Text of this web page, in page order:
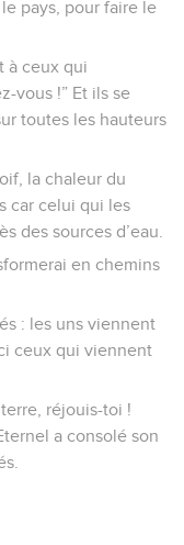
pays, pour faire le
à ceux qui
vous !” Et ils se
toutes les hauteurs
la chaleur du
car celui qui les
des sources d’eau.
en chemins
: les uns viennent
ceux qui viennent
réjouis-toi !
a consolé son